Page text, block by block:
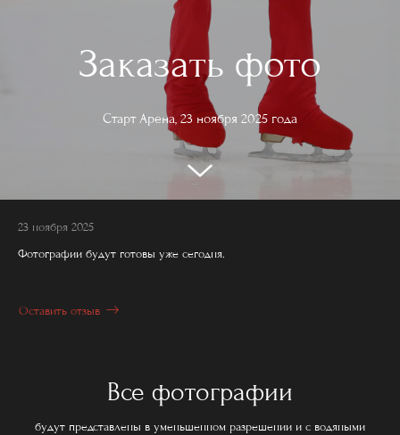
Заказать фото
Старт Арена, 23 ноября 2025 года
23 ноября 2025
Фотографии будут готовы уже сегодня.
Оставить отзыв
Все фотографии
будут представлены в уменьшенном разрешении и с водяными